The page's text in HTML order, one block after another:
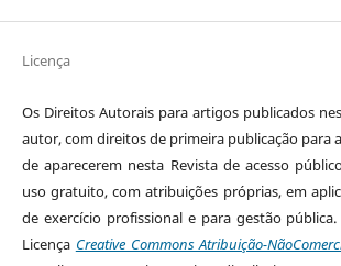
Licença
Os Direitos Autorais para artigos publicados
autor, com direitos de primeira publicação para
de aparecerem nesta Revista de acesso
uso gratuito, com atribuições próprias, em
de exercício profissional e para gestão
Licença Creative Commons Atribuição-